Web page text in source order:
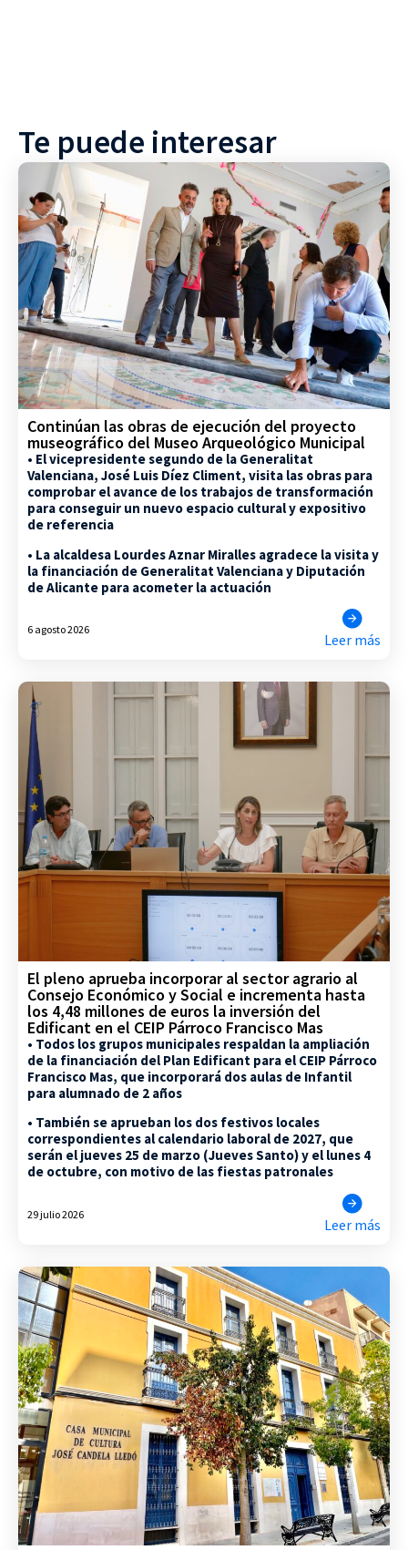
Te puede interesar
Continúan las obras de ejecución del proyecto
museográfico del Museo Arqueológico Municipal
• El vicepresidente segundo de la Generalitat
Valenciana, José Luis Díez Climent, visita las obras para
comprobar el avance de los trabajos de transformación
para conseguir un nuevo espacio cultural y expositivo
de referencia
• La alcaldesa Lourdes Aznar Miralles agradece la visita y
la financiación de Generalitat Valenciana y Diputación
de Alicante para acometer la actuación
6 agosto 2026
Leer más
El pleno aprueba incorporar al sector agrario al
Consejo Económico y Social e incrementa hasta
los 4,48 millones de euros la inversión del
Edificant en el CEIP Párroco Francisco Mas
• Todos los grupos municipales respaldan la ampliación
de la financiación del Plan Edificant para el CEIP Párroco
Francisco Mas, que incorporará dos aulas de Infantil
para alumnado de 2 años
• También se aprueban los dos festivos locales
correspondientes al calendario laboral de 2027, que
serán el jueves 25 de marzo (Jueves Santo) y el lunes 4
de octubre, con motivo de las fiestas patronales
29 julio 2026
Leer más